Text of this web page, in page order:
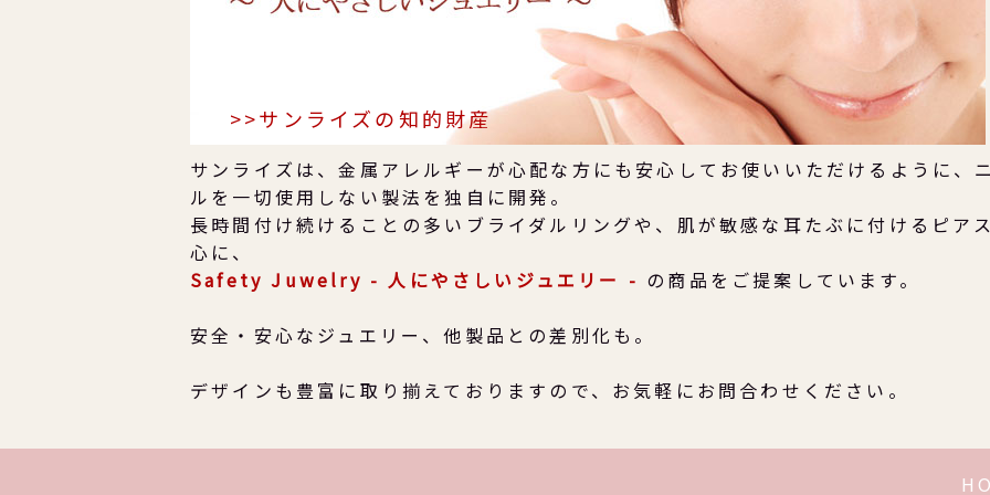
サンライズは、金属アレルギーが心配な方にも安心してお使いいただけるように、
ルを一切使用しない製法を独自に開発。
長時間付け続けることの多いブライダルリングや、肌が敏感な耳たぶに付けるピア
心に、
Safety Juwelry - 人にやさしいジュエリー - の商品をご提案しています。
安全・安心なジュエリー、他製品との差別化も。
デザインも豊富に取り揃えておりますので、お気軽にお問合わせください。